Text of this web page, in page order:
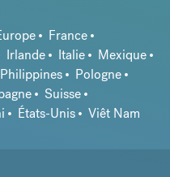
France
Irlande Italie
Mexique
Philippines
Pologne
Suisse
États-Unis Viêt Nam